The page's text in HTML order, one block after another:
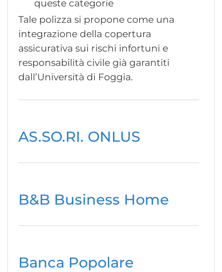
queste categorie
Tale polizza si propone come una
integrazione della copertura
assicurativa sui rischi infortuni e
responsabilità civile già garantiti
dall’Università di Foggia.
AS.SO.RI. ONLUS
B&B Business Home
Banca Popolare